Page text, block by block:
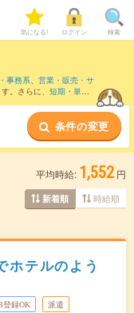
気になる! ログイン 検索
事務系、 営業・販売・サ
。さらに、 短期 ・ 単発
など近隣駅のお仕事
条件の変更
平均時給: 1,552 円
新着順 時給順
ホテルのよう
登録OK 派遣